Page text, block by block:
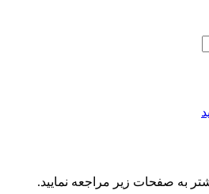
به صفحات زیر مراجعه نمایید.